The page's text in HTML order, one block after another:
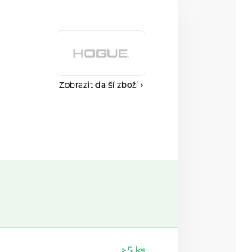
Zobrazit další zboží ›